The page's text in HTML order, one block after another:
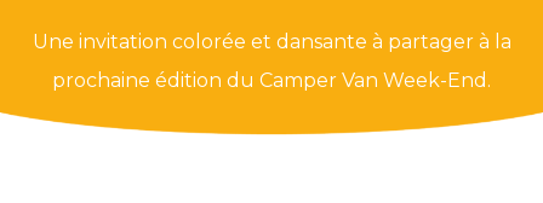
Une invitation colorée et dansante à partager à la
prochaine édition du Camper Van Week-End.